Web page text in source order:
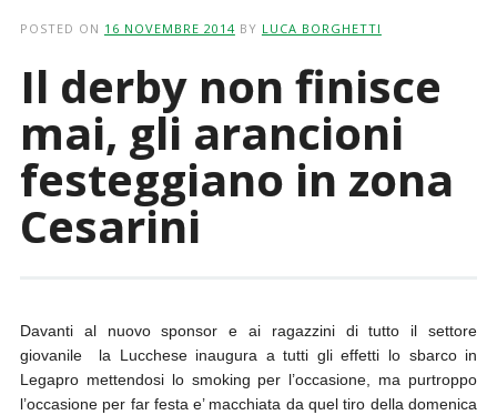
POSTED ON 16 NOVEMBRE 2014 BY LUCA BORGHETTI
Il derby non finisce
mai, gli arancioni
festeggiano in zona
Cesarini
Davanti al nuovo sponsor e ai ragazzini di tutto il settore
giovanile la Lucchese inaugura a tutti gli effetti lo sbarco in
Legapro mettendosi lo smoking per l’occasione, ma purtroppo
l’occasione per far festa e’ macchiata da quel tiro della domenica